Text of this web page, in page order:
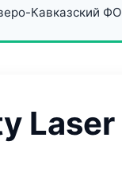
Кавказский ФО
Laser